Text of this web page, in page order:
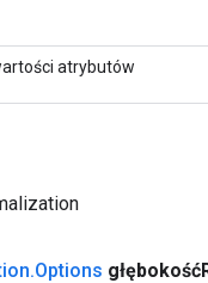
atrybutów
.Options